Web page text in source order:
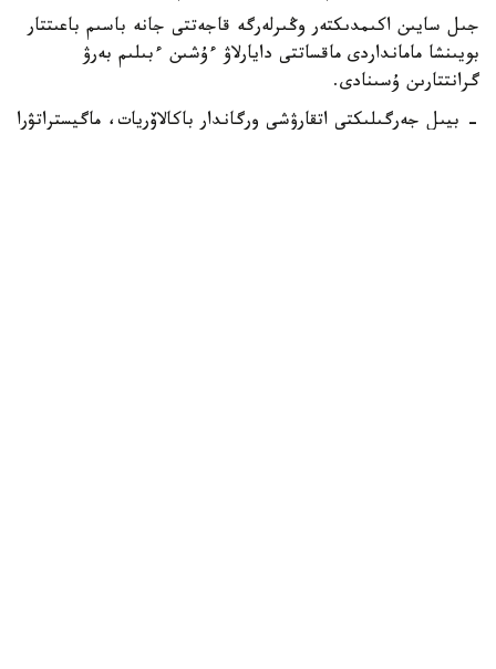
جىل سايىن اكىمدىكتەر وڭىرلەرگە قاجەتتى جانە باسىم باعىتتار
بويىنشا مامانداردى ماقساتتى دايارلاۋ ءۇشىن ءبىلىم بەرۋ
گرانتتارىن ۇسىنادى.
- بيىل جەرگىلىكتى اتقارۋشى ورگاندار باكالاۆريات، ماگيستراتۋرا